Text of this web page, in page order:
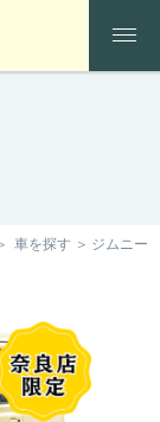
車を探す ジムニー